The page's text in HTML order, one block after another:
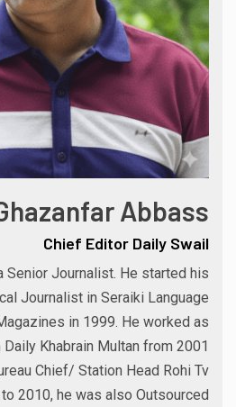
Abbass
Chief Editor Daily Swail
Senior Journalist. He started his
Journalist in Seraiki Language
in 1999. He worked as
Khabrain Multan from 2001
Chief/ Station Head Rohi Tv
2010, he was also Outsourced